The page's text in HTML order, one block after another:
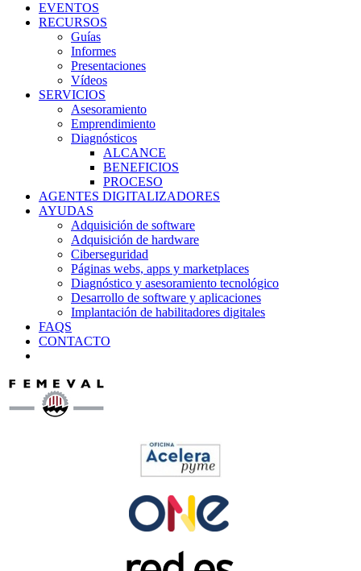
EVENTOS
RECURSOS
Guías
Informes
Presentaciones
Vídeos
SERVICIOS
Asesoramiento
Emprendimiento
Diagnósticos
ALCANCE
BENEFICIOS
PROCESO
AGENTES DIGITALIZADORES
AYUDAS
Adquisición de software
Adquisición de hardware
Ciberseguridad
Páginas webs, apps y marketplaces
Diagnóstico y asesoramiento tecnológico
Desarrollo de software y aplicaciones
Implantación de habilitadores digitales
FAQS
CONTACTO